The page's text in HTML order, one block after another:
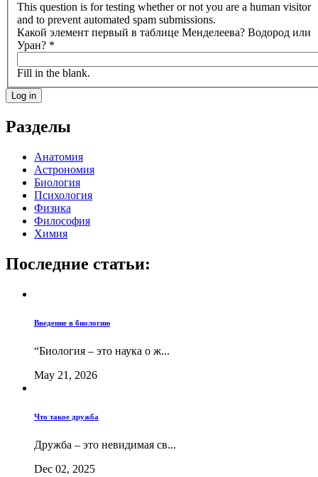
This question is for testing whether or not you are a human visitor
and to prevent automated spam submissions.
Какой элемент первый в таблице Менделеева? Водород или
Уран? *
Fill in the blank.
Разделы
Анатомия
Астрономия
Биология
Психология
Физика
Философия
Химия
Последние статьи:
Введение в биологию
“Биология – это наука о ж...
May 21, 2026
Что такое дружба
Дружба – это невидимая св...
Dec 02, 2025